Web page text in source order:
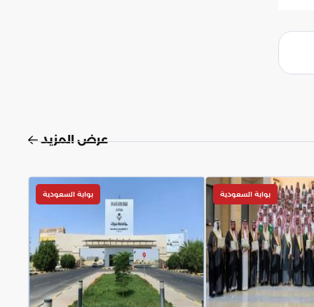
عرض المزيد
بوابة السعودية بوابة السعودية